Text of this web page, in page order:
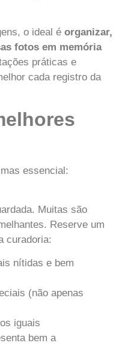
o ideal é organizar,
fotos em memória
práticas e
cada registro da
essencial:
Muitas são
Reserve um
curadoria:
nítidas e bem
(não apenas
iguais
bem a